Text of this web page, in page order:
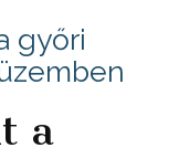
győri
a